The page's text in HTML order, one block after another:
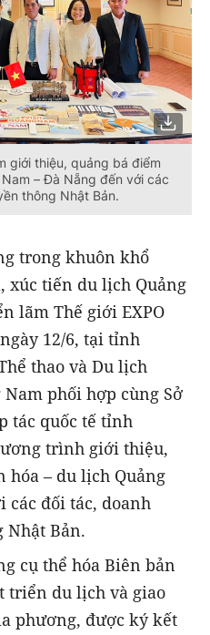
giới thiệu, quảng bá điểm
– Đà Nẵng đến với các
thông Nhật Bản.
trong khuôn khổ
xúc tiến du lịch Quảng
lãm Thế giới EXPO
12/6, tại tỉnh
thao và Du lịch
phối hợp cùng Sở
tác quốc tế tỉnh
trình giới thiệu,
hóa – du lịch Quảng
các đối tác, doanh
Nhật Bản.
cụ thể hóa Biên bản
triển du lịch và giao
phương, được ký kết